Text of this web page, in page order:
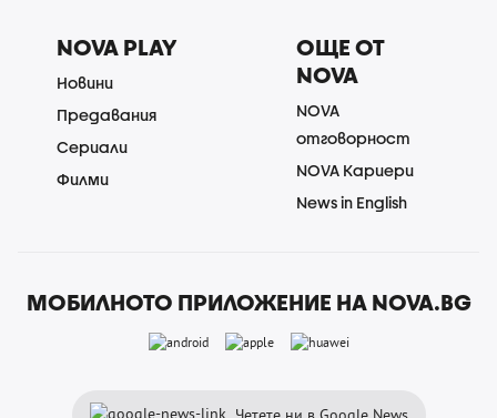
NOVA PLAY
Новини
Предавания
Сериали
Филми
ОЩЕ ОТ
NOVA
NOVA
отговорност
NOVA Кариери
News in English
МОБИЛНОТО ПРИЛОЖЕНИЕ НА NOVA.BG